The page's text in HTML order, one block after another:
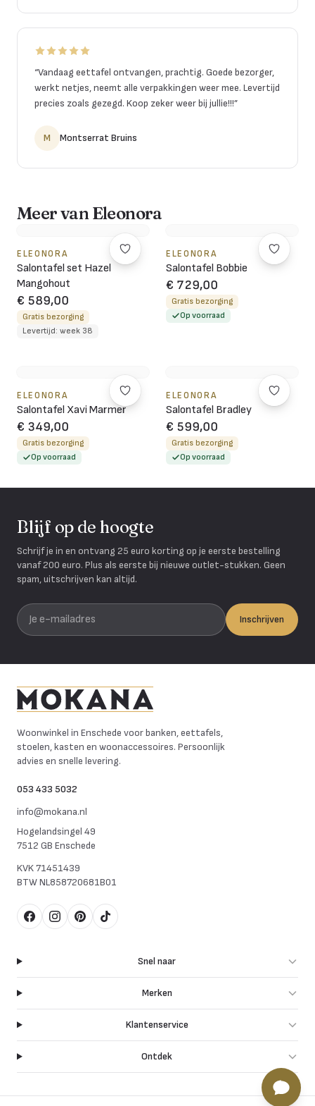
“Vandaag eettafel ontvangen, prachtig. Goede bezorger,
werkt netjes, neemt alle verpakkingen weer mee. Levertijd
precies zoals gezegd. Koop zeker weer bij jullie!!!”
M Montserrat Bruins
Meer van Eleonora
ELEONORA
Salontafel set Hazel
Mangohout
€ 589,00
Gratis bezorging
Levertijd: week 38
ELEONORA
Salontafel Bobbie
€ 729,00
Gratis bezorging
Op voorraad
ELEONORA
Salontafel Xavi Marmer
€ 349,00
Gratis bezorging
Op voorraad
ELEONORA
Salontafel Bradley
€ 599,00
Gratis bezorging
Op voorraad
Blijf op de hoogte
Schrijf je in en ontvang 25 euro korting op je eerste bestelling
vanaf 200 euro. Plus als eerste bij nieuwe outlet-stukken. Geen
spam, uitschrijven kan altijd.
Je e-mailadres
Inschrijven
Woonwinkel in Enschede voor banken, eettafels,
stoelen, kasten en woonaccessoires. Persoonlijk
advies en snelle levering.
053 433 5032
info@mokana.nl
Hogelandsingel 49
7512 GB Enschede
KVK71451439
BTWNL858720681B01
FacebookInstagram
Pinterest
TikTok
Snel naar
Merken
Klantenservice
Ontdek